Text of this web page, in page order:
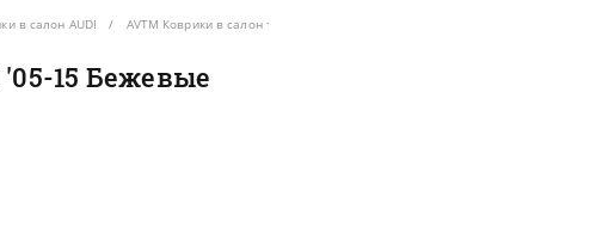
в салон AUDI AVTM Коврики в салон текстильные Audi Q7 I '05-15 Бежевые Premium
15 Бежевые